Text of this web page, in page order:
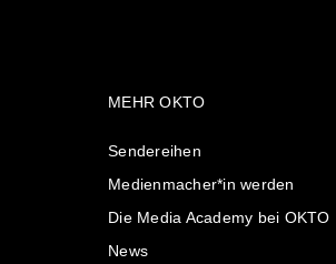
MEHR OKTO
Sendereihen
Medienmacher*in werden
Die Media Academy bei OKTO
News